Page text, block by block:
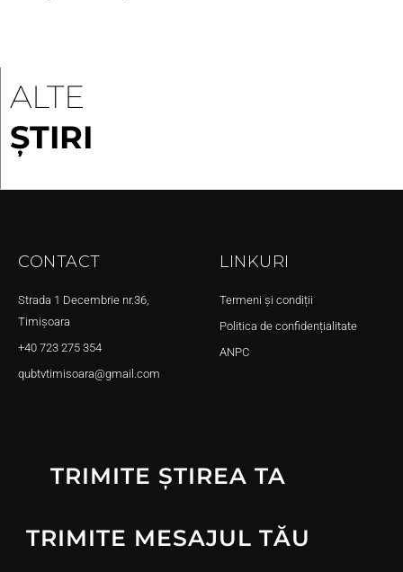
ALTE
ȘTIRI
CONTACT
Strada 1 Decembrie nr.36,
Timișoara
+40 723 275 354
qubtvtimisoara@gmail.com
LINKURI
Termeni și condiții
Politica de confidențialitate
ANPC
TRIMITE ȘTIREA TA
TRIMITE MESAJUL TĂU